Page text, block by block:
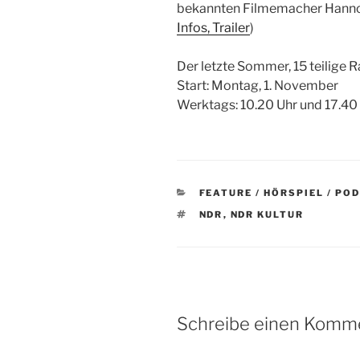
bekannten Filmemacher
Infos, Trailer)
Der letzte Sommer, 15 teilige
Start: Montag, 1. November
Werktags: 10.20 Uhr und 17.40
KATEGORIEN
FEATURE / HÖRSPIEL /
SCHLAGWÖRTER
NDR , NDR KULTUR
Schreibe einen